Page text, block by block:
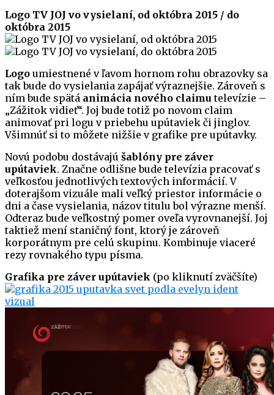
Logo TV JOJ vo vysielaní, od októbra 2015 / do
októbra 2015
Logo umiestnené v ľavom hornom rohu obrazovky sa
tak bude do vysielania zapájať výraznejšie. Zároveň s
ním bude spätá animácia nového claimutelevízie –
„Zážitok vidieť“. Joj bude totiž po novom claim
animovať pri logu v priebehu upútaviek či jinglov.
Všimnúť si to môžete nižšie v grafike pre upútavky.
Novú podobu dostávajú šablóny pre záver
upútaviek. Značne odlišne bude televízia pracovať s
veľkosťou jednotlivých textových informácií. V
doterajšom vizuále mali veľký priestor informácie o
dni a čase vysielania, názov titulu bol výrazne menší.
Odteraz bude veľkostný pomer oveľa vyrovnanejší. Joj
taktiež mení staničný font, ktorý je zároveň
korporátnym pre celú skupinu. Kombinuje viaceré
rezy rovnakého typu písma.
Grafika pre záver upútaviek (po kliknutí zväčšíte)